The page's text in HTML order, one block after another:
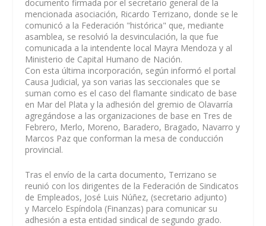
documento firmada por el secretario general de la
mencionada asociación, Ricardo Terrizano, donde se le
comunicó a la Federación "histórica" que, mediante
asamblea, se resolvió la desvinculación, la que fue
comunicada a la intendente local Mayra Mendoza y al
Ministerio de Capital Humano de Nación.
Con esta última incorporación, según informó el portal
Causa Judicial, ya son varias las seccionales que se
suman como es el caso del flamante sindicato de base
en Mar del Plata y la adhesión del gremio de Olavarría
agregándose a las organizaciones de base en Tres de
Febrero, Merlo, Moreno, Baradero, Bragado, Navarro y
Marcos Paz que conforman la mesa de conducción
provincial.
Tras el envío de la carta documento, Terrizano se
reunió con los dirigentes de la Federación de Sindicatos
de Empleados, José Luis Núñez, (secretario adjunto)
y Marcelo Espíndola (Finanzas) para comunicar su
adhesión a esta entidad sindical de segundo grado.